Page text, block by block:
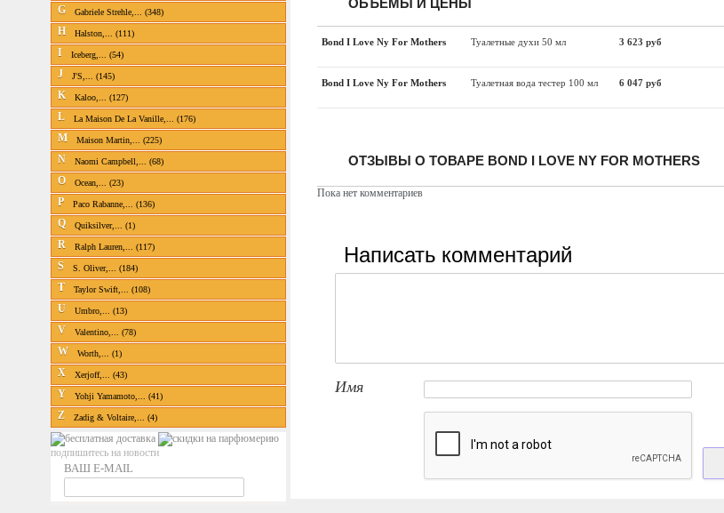
G Gabriele Strehle,... (348)
H Halston,... (111)
I Iceberg,... (54)
J J'S,... (145)
K Kaloo,... (127)
L La Maison De La Vanille,... (176)
M Maison Martin,... (225)
N Naomi Campbell,... (68)
O Ocean,... (23)
P Paco Rabanne,... (136)
Q Quiksilver,... (1)
R Ralph Lauren,... (117)
S S. Oliver,... (184)
T Taylor Swift,... (108)
U Umbro,... (13)
V Valentino,... (78)
W Worth,... (1)
X Xerjoff,... (43)
Y Yohji Yamamoto,... (41)
Z Zadig & Voltaire,... (4)
подпишитесь на новости
ВАШ E-MAIL
Bond I Love Ny For Mothers Туалетные духи 50 мл 3 623 руб
Bond I Love Ny For Mothers Туалетная вода тестер 100 мл 6 047 руб
ОТЗЫВЫ О ТОВАРЕ BOND I LOVE NY FOR MOTHERS
Пока нет комментариев
Написать комментарий
Имя